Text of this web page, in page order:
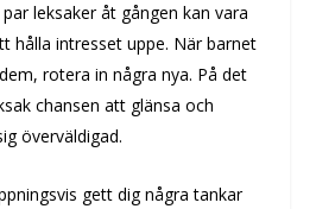
leksaker åt gången kan vara
hålla intresset uppe. När barnet
rotera in några nya. På det
chansen att glänsa och
överväldigad.
gett dig några tankar